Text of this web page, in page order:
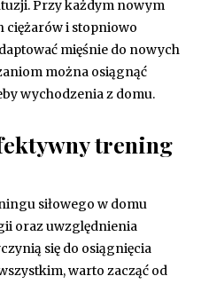
Przy każdym nowym
ciężarów i stopniowo
mięśnie do nowych
można osiągnąć
wychodzenia z domu.
trening
siłowego w domu
oraz uwzględnienia
się do osiągnięcia
warto zacząć od